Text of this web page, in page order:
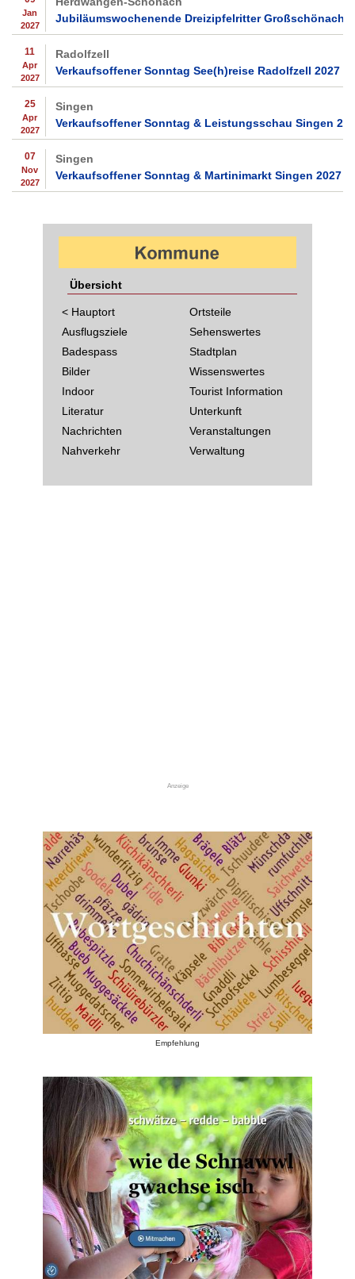
Jan
2027
Jubiläumswochenende Dreizipfelritter Großschönach
11
Apr
2027
Radolfzell
Verkaufsoffener Sonntag See(h)reise Radolfzell 2027
25
Apr
2027
Singen
Verkaufsoffener Sonntag & Leistungsschau Singen
07
Nov
2027
Singen
Verkaufsoffener Sonntag & Martinimarkt Singen 2027
Übersicht
< Hauptort
Ausflugsziele
Badespass
Bilder
Indoor
Literatur
Nachrichten
Nahverkehr
Ortsteile
Sehenswertes
Stadtplan
Wissenswertes
Tourist Information
Unterkunft
Veranstaltungen
Verwaltung
Anzeige
Empfehlung